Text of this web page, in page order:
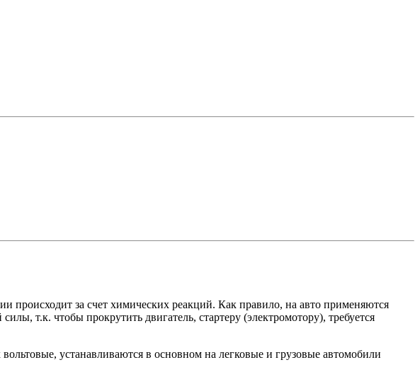
происходит за счет химических реакций. Как правило, на авто применяются
т.к. чтобы прокрутить двигатель, стартеру (электромотору), требуется
устанавливаются в основном на легковые и грузовые автомобили